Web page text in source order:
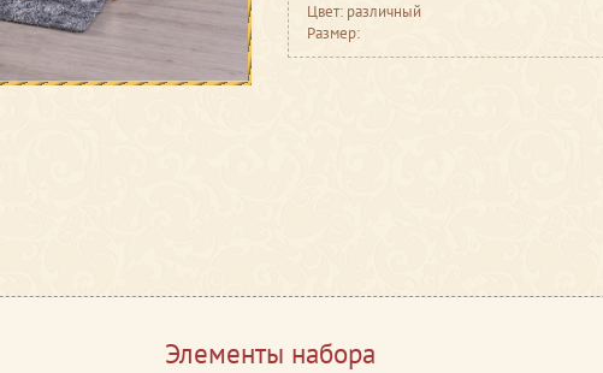
Цвет: различный
Размер:
Элементы набора